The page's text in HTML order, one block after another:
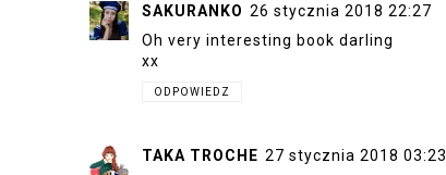
SAKURANKO 26 stycznia 2018 22:27
Oh very interesting book darling
xx
ODPOWIEDZ
TAKA TROCHE 27 stycznia 2018 03:23